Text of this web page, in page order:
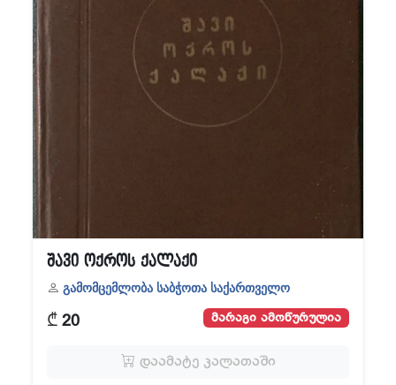
შავი ოქროს ქალაქი
გამომცემლობა საბჭოთა საქართველო
₾ 20 მარაგი ამოწურულია
დაამატე კალათაში